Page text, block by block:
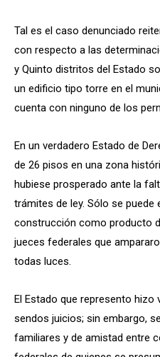
Tal es el caso denunciado
con respecto a las
y Quinto distritos del Estado
un edificio tipo torre en el
cuenta con ninguno de los
En un verdadero Estado de
de 26 pisos en una zona
hubiese prosperado ante la
trámites de ley. Sólo se puede
construcción como producto
jueces federales que
todas luces.
El Estado que represento
sendos juicios; sin embargo,
familiares y de amistad entre